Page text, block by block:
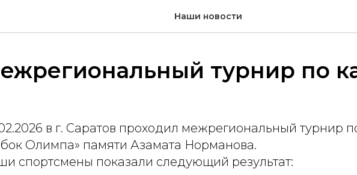
Наши новости
турнир по
в г. Саратов проходил межрегиональный турнир
Олимпа» памяти Азамата Норманова.
спортсмены показали следующий результат: